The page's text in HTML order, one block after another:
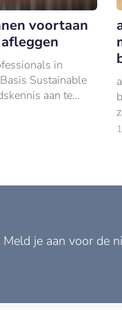
voortaan
in
Sustainable
aan te
Meld je aan voor de